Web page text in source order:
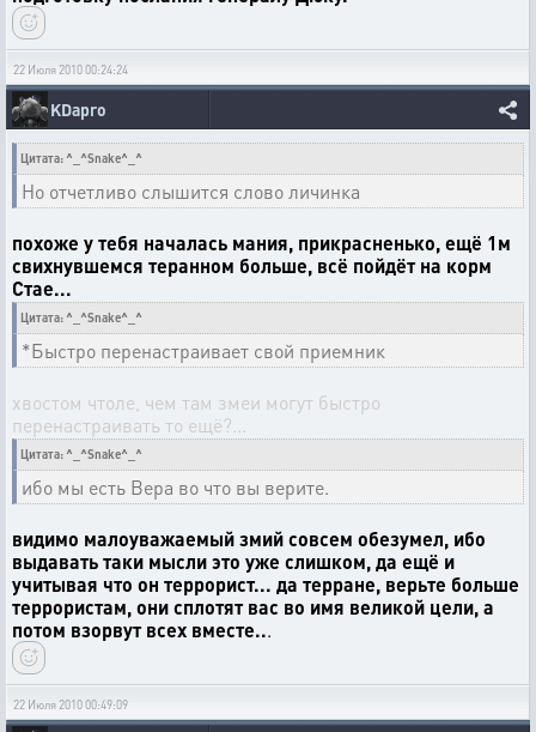
22 Июля 2010 00:24:24
KDapro
Цитата: ^_^Snake^_^
Но отчетливо слышится слово личинка
похоже у тебя началась мания, прикрасненько, ещё 1м
свихнувшемся теранном больше, всё пойдёт на корм
Стае...
Цитата: ^_^Snake^_^
*Быстро перенастраивает свой приемник
хвостом чтоле, чем там змеи могут быстро
перенастраивать то ещё?...
Цитата: ^_^Snake^_^
ибо мы есть Вера во что вы верите.
видимо малоуважаемый змий совсем обезумел, ибо
выдавать таки мысли это уже слишком, да ещё и
учитывая что он террорист... да терране, верьте больше
террористам, они сплотят вас во имя великой цели, а
потом взорвут всех вместе...
22 Июля 2010 00:49:09